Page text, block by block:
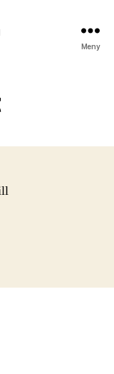
Meny